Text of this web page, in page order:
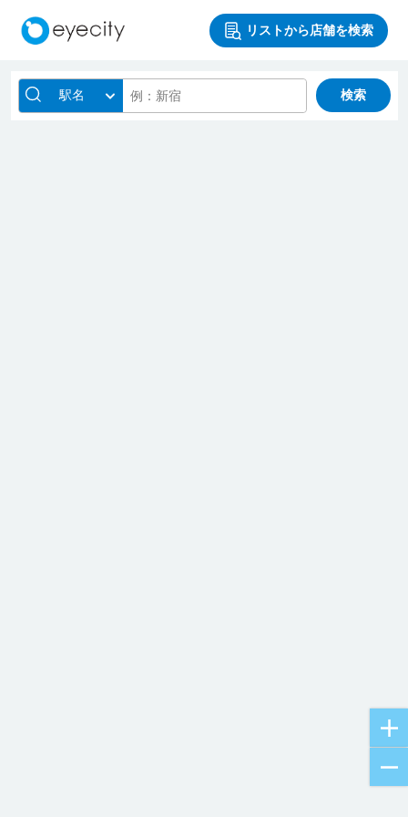
リストから店舗を検索
駅名 検索